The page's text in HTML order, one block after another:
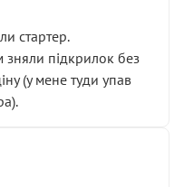
стартер.
підкрилок без
(у мене туди упав